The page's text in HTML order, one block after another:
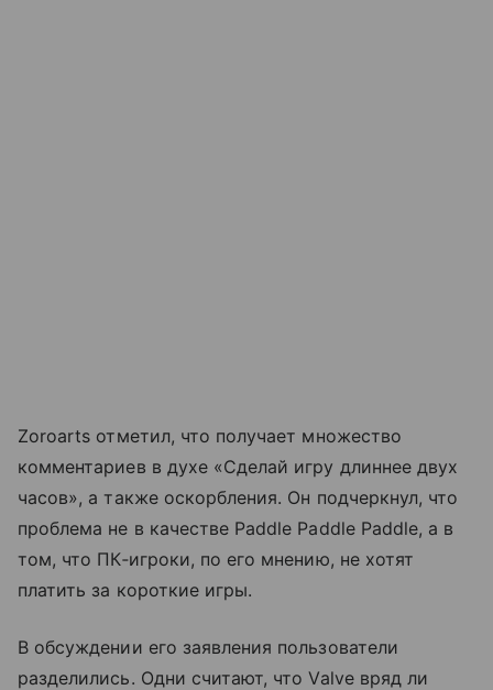
Zoroarts отметил, что получает множество
комментариев в духе «Сделай игру длиннее двух
часов», а также оскорбления. Он подчеркнул, что
проблема не в качестве Paddle Paddle Paddle, а в
том, что ПК‑игроки, по его мнению, не хотят
платить за короткие игры.
В обсуждении его заявления пользователи
разделились. Одни считают, что Valve вряд ли